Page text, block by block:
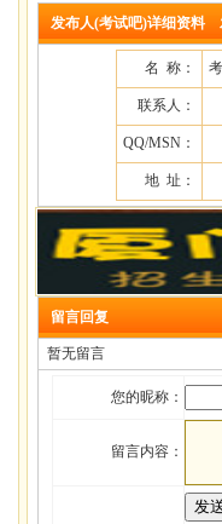
发布人(考试吧)详细资料
名 称：
联系人：
QQ/MSN：
地 址：
留言回复
暂无留言
您的昵称：
留言内容：